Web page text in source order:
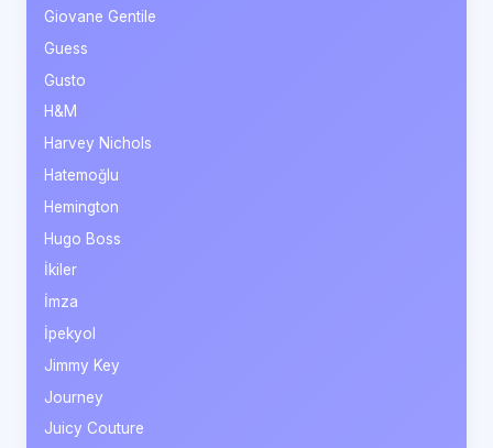
Giovane Gentile
Guess
Gusto
H&M
Harvey Nichols
Hatemoğlu
Hemington
Hugo Boss
İkiler
İmza
İpekyol
Jimmy Key
Journey
Juicy Couture